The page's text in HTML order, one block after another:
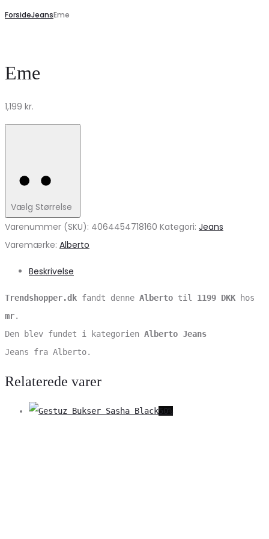
ForsideJeansEme
Eme
1,199 kr.
Vælg Størrelse
Varenummer (SKU): 4064454718160 Kategori: Jeans
Varemærke: Alberto
Beskrivelse
Trendshopper.dk fandt denne Alberto til 1199 DKK hos
mr.
Den blev fundet i kategorien Alberto Jeans
Jeans fra Alberto.
Relaterede varer
50%